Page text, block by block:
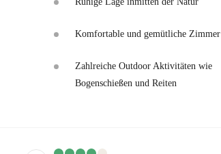
Komfortable und gemütliche Zimmer
Zahlreiche Outdoor Aktivitäten wie
Bogenschießen und Reiten